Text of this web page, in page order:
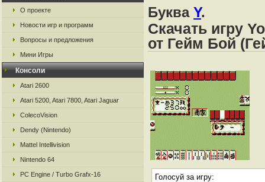
О проекте
Новости игр и программ
Вопросы и предложения
Мини Игры
Консоли
Atari 2600
Atari 5200, Atari 7800, Atari Jaguar
ColecoVision
Dendy (Nintendo)
Mattel Intellivision
Nintendo 64
PC Engine / Turbo Grafx-16
Буква Y.
Скачать игру
от Гейм Бой
Голосуй за игру: